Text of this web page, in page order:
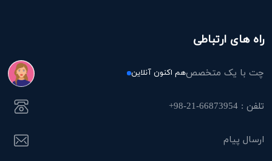
راه های ارتباطی
چت با یک متخصصهم اکنون آنلاین
تلفن : 66873954-21-98+
ارسال پیام